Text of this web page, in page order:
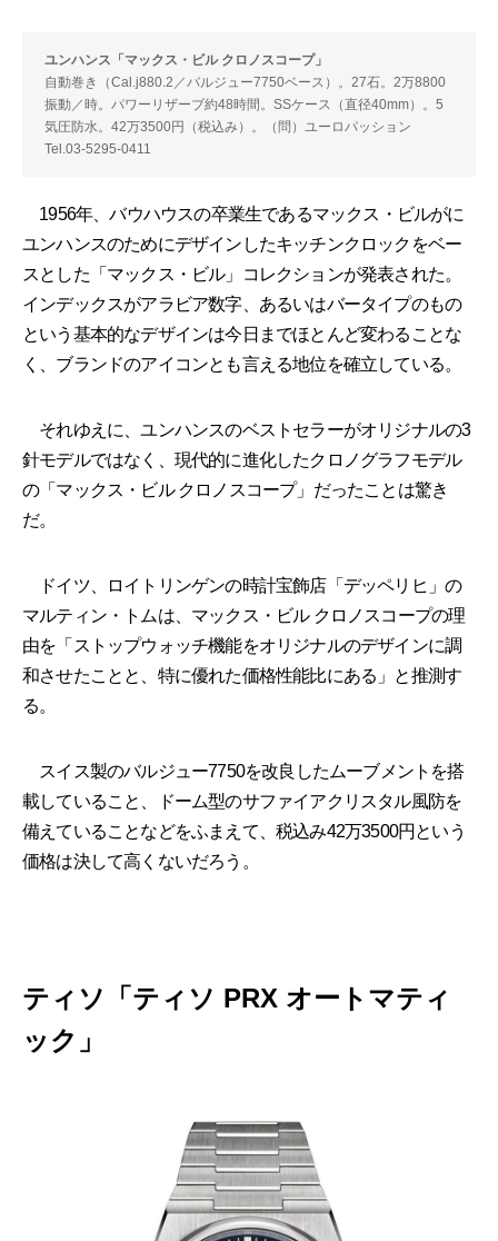
ユンハンス「マックス・ビル クロノスコープ」
自動巻き（Cal.j880.2／バルジュー7750ベース）。27石。2万8800
振動／時。パワーリザーブ約48時間。SSケース（直径40mm）。5
気圧防水。42万3500円（税込み）。（問）ユーロパッション
Tel.03-5295-0411
1956年、バウハウスの卒業生であるマックス・ビルがに
ユンハンスのためにデザインしたキッチンクロックをベー
スとした「マックス・ビル」コレクションが発表された。
インデックスがアラビア数字、あるいはバータイプのもの
という基本的なデザインは今日までほとんど変わることな
く、ブランドのアイコンとも言える地位を確立している。
それゆえに、ユンハンスのベストセラーがオリジナルの3
針モデルではなく、現代的に進化したクロノグラフモデル
の「マックス・ビル クロノスコープ」だったことは驚き
だ。
ドイツ、ロイトリンゲンの時計宝飾店「デッペリヒ」の
マルティン・トムは、マックス・ビル クロノスコープの理
由を「ストップウォッチ機能をオリジナルのデザインに調
和させたことと、特に優れた価格性能比にある」と推測す
る。
スイス製のバルジュー7750を改良したムーブメントを搭
載していること、ドーム型のサファイアクリスタル風防を
備えていることなどをふまえて、税込み42万3500円という
価格は決して高くないだろう。
ティソ「ティソ PRX オートマティ
ック」